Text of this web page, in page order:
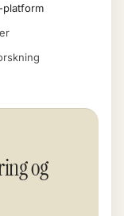
platform
og